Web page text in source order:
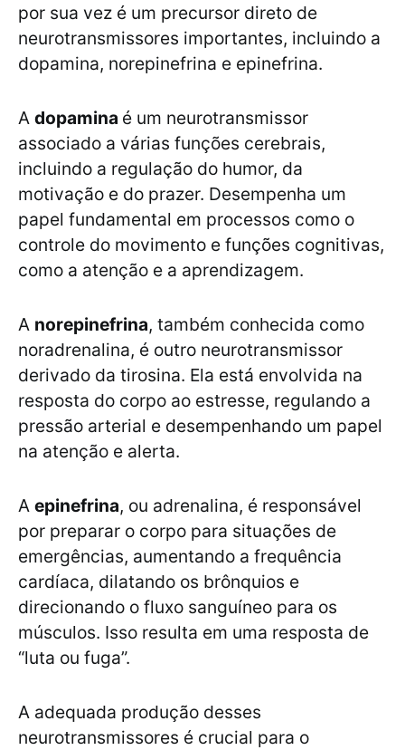
por sua vez é um precursor direto de
neurotransmissores importantes, incluindo a
dopamina, norepinefrina e epinefrina.
A dopamina é um neurotransmissor
associado a várias funções cerebrais,
incluindo a regulação do humor, da
motivação e do prazer. Desempenha um
papel fundamental em processos como o
controle do movimento e funções cognitivas,
como a atenção e a aprendizagem.
A norepinefrina, também conhecida como
noradrenalina, é outro neurotransmissor
derivado da tirosina. Ela está envolvida na
resposta do corpo ao estresse, regulando a
pressão arterial e desempenhando um papel
na atenção e alerta.
A epinefrina, ou adrenalina, é responsável
por preparar o corpo para situações de
emergências, aumentando a frequência
cardíaca, dilatando os brônquios e
direcionando o fluxo sanguíneo para os
músculos. Isso resulta em uma resposta de
“luta ou fuga”.
A adequada produção desses
neurotransmissores é crucial para o